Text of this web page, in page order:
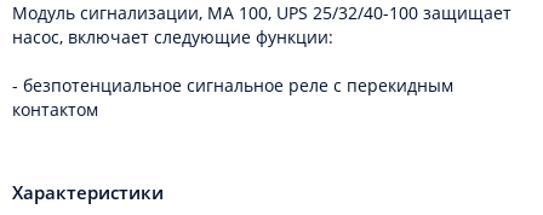
Модуль сигнализации, MA 100, UPS 25/32/40-100 защищает
насос, включает следующие функции:
- безпотенциальное сигнальное реле с перекидным
контактом
Характеристики